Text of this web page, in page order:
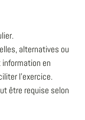
alternatives ou
en
l'exercice.
être requise selon